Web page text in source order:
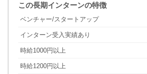
この長期インターンの特徴
ベンチャー/スタートアップ
インターン受入実績あり
時給1000円以上
時給1200円以上